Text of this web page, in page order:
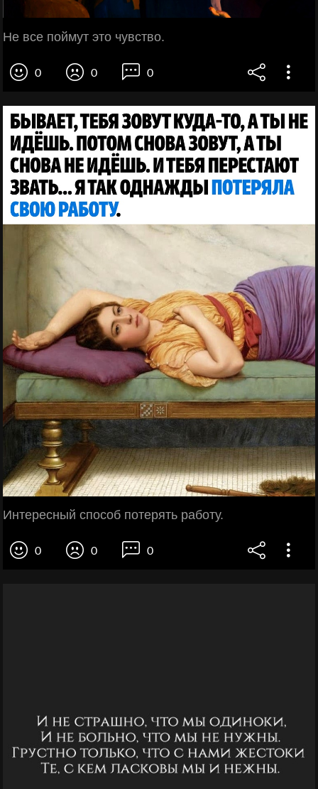
Не все поймут это чувство.
0 0 0
Интересный способ потерять работу.
0 0 0